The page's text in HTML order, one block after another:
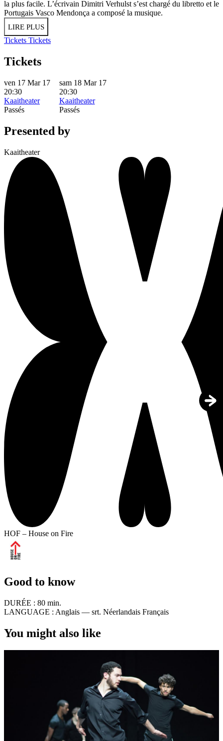
la plus facile. L’écrivain Dimitri Verhulst s’est chargé du libretto et le
Portugais Vasco Mendonça a composé la musique.
LIRE PLUS
Tickets Tickets
Tickets
ven 17 Mar 17
20:30
Kaaitheater
Passés
sam 18 Mar 17
20:30
Kaaitheater
Passés
Presented by
Kaaitheater
HOF – House on Fire
Good to know
DURÉE : 80 min.
LANGUAGE : Anglais — srt. Néerlandais Français
You might also like